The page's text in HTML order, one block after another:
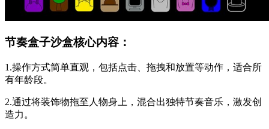
节奏盒子沙盒核心内容：
1.操作方式简单直观，包括点击、拖拽和放置等动作，适合所
有年龄段。
2.通过将装饰物拖至人物身上，混合出独特节奏音乐，激发创
造力。